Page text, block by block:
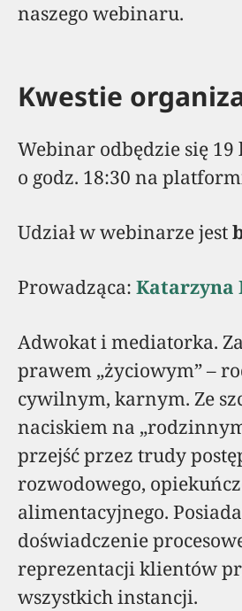
naszego webinaru.
Kwestie
Webinar odbędzie się 19
o godz. 18:30 na
Udział w webinarze jest
Prowadząca: Katarzyna
Adwokat i mediatorka.
prawem „życiowym” –
cywilnym, karnym. Ze
naciskiem na
przejść przez trudy
rozwodowego,
alimentacyjnego.
doświadczenie
reprezentacji klientów
wszystkich instancji.